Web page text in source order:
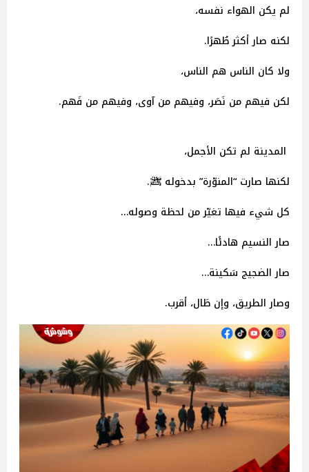
لم يكن الهواء نفسه،
لكنه صار أكثر طُهرًا.
ولا كان الناس هم الناس،
لكن فيهم من نَصَر، وفيهم من آوى، وفيهم من فَهم.
المدينة لم تكن الأجمل،
لكنها صارت “المنوّرة” بدخوله ﷺ.
كل شيء فيها تغيّر من لحظة وصوله…
صار النسيم هادئًا…
صار الضجيج سَكينة…
وصار الطريق، وإن طَال، أقرب.